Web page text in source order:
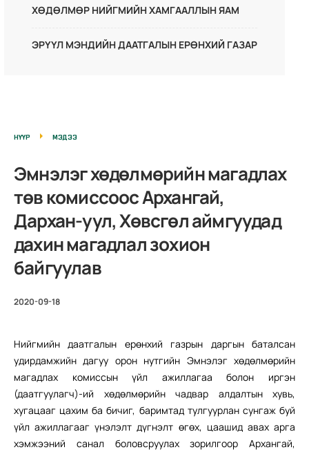
ХӨДӨЛМӨР НИЙГМИЙН ХАМГААЛЛЫН ЯАМ
ЭРҮҮЛ МЭНДИЙН ДААТГАЛЫН ЕРӨНХИЙ ГАЗАР
НҮҮР МЭДЭЭ
Эмнэлэг хөдөлмөрийн магадлах
төв комиссоос Архангай,
Дархан-уул, Хөвсгөл аймгуудад
дахин магадлал зохион
байгуулав
2020-09-18
Нийгмийн даатгалын ерөнхий газрын даргын баталсан
удирдамжийн дагуу орон нутгийн Эмнэлэг хөдөлмөрийн
магадлах комиссын үйл ажиллагаа болон иргэн
(даатгуулагч)-ий хөдөлмөрийн чадвар алдалтын хувь,
хугацааг цахим ба бичиг, баримтад тулгуурлан сунгаж буй
үйл ажиллагааг үнэлэлт дүгнэлт өгөх, цаашид авах арга
хэмжээний санал боловсруулах зорилгоор Архангай,